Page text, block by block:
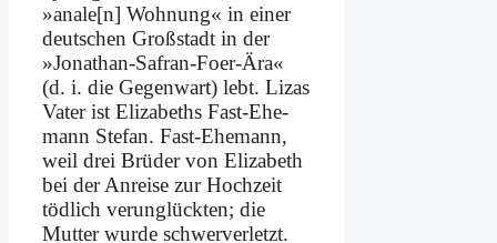
»anale[n] Woh­nung« in ei­ner
deut­schen Groß­stadt in der
»Jo­na­than-Sa­fran-Foer-Ära«
(d. i. die Ge­gen­wart) lebt. Li­zas
Va­ter ist Eliza­beths Fast-Ehe­
mann Ste­fan. Fast-Ehe­mann,
weil drei Brü­der von Eliza­beth
bei der An­rei­se zur Hoch­zeit
töd­lich ver­un­glück­ten; die
Mut­ter wur­de schwer­ver­letzt.